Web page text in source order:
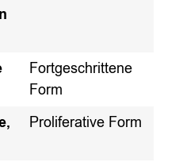
Fortgeschrittene
Form
Proliferative Form